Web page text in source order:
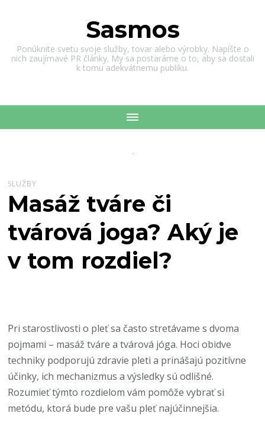
Sasmos
Ponúknite svetu svoje služby, tovar alebo výrobky. Napíšte o
nich zaujímavé PR články. My sa postaráme o to, aby sa dostali
k tomu adekvátnemu publiku.
SLUŽBY
Masáž tváre či
tvárová joga? Aký je
v tom rozdiel?
Pri starostlivosti o pleť sa často stretávame s dvoma
pojmami – masáž tváre a tvárová jóga. Hoci obidve
techniky podporujú zdravie pleti a prinášajú pozitívne
účinky, ich mechanizmus a výsledky sú odlišné.
Rozumieť týmto rozdielom vám pomôže vybrať si
metódu, ktorá bude pre vašu pleť najúčinnejšia.